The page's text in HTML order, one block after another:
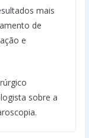
mais
de
e
sobre a